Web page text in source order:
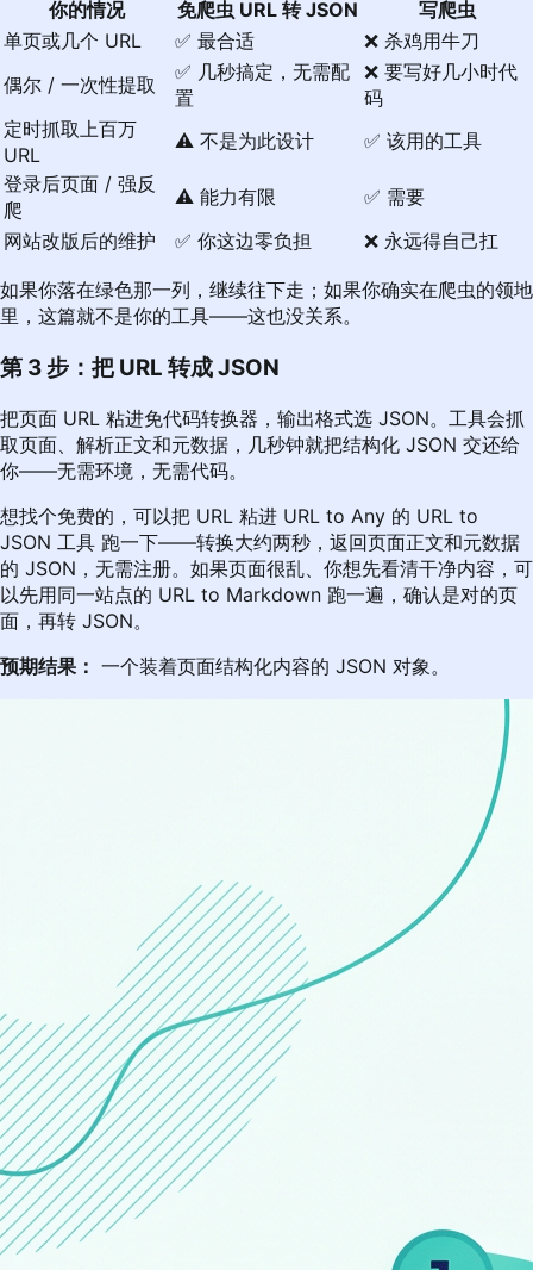
你的情况 免爬虫 URL 转 JSON
写爬虫
单页或几个 URL
✅ 最合适
❌ 杀鸡用牛刀
偶尔 / 一次性提取
✅ 几秒搞定，无需配
置
❌ 要写好几小时代
码
定时抓取上百万
URL
⚠️ 不是为此设计
✅ 该用的工具
登录后页面 / 强反
爬
⚠️ 能力有限
✅ 需要
网站改版后的维护
✅ 你这边零负担 ❌ 永远得自己扛
如果你落在绿色那一列，继续往下走；如果你确实在爬虫的领地
里，这篇就不是你的工具——这也没关系。
第 3 步：把 URL 转成 JSON
把页面 URL 粘进免代码转换器，输出格式选 JSON。工具会抓
取页面、解析正文和元数据，几秒钟就把结构化 JSON 交还给
你——无需环境，无需代码。
想找个免费的，可以把 URL 粘进 URL to Any 的 URL to
JSON 工具 跑一下——转换大约两秒，返回页面正文和元数据
的 JSON，无需注册。如果页面很乱、你想先看清干净内容，可
以先用同一站点的 URL to Markdown 跑一遍，确认是对的页
面，再转 JSON。
预期结果： 一个装着页面结构化内容的 JSON 对象。